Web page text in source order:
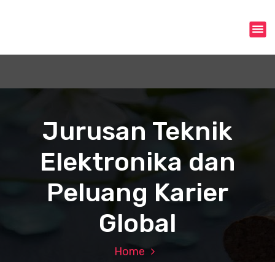
c
Jurusan Teknik
Elektronika dan
Peluang Karier
Global
Home